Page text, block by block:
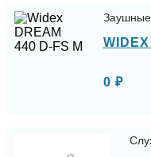
Заушные
0 ₽